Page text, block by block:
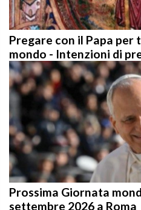
Pregare con il Papa per
mondo - Intenzioni di
Prossima Giornata
settembre 2026 a Roma